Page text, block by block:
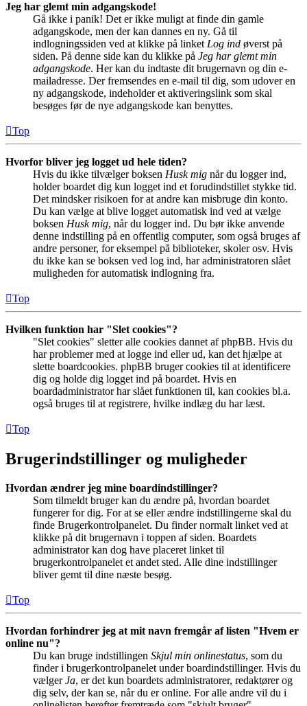
Jeg har glemt min adgangskode!
Gå ikke i panik! Det er ikke muligt at finde din gamle
adgangskode, men der kan dannes en ny. Gå til
indlogningssiden ved at klikke på linket Log ind øverst på
siden. På denne side kan du klikke på Jeg har glemt min
adgangskode. Her kan du indtaste dit brugernavn og din e-
mailadresse. Der fremsendes en e-mail til dig, som udover en
ny adgangskode, indeholder et aktiveringslink som skal
besøges før de nye adgangskode kan benyttes.
Top
Hvorfor bliver jeg logget ud hele tiden?
Hvis du ikke tilvælger boksen Husk mig når du logger ind,
holder boardet dig kun logget ind et forudindstillet stykke tid.
Det mindsker risikoen for at andre kan misbruge din konto.
Du kan vælge at blive logget automatisk ind ved at vælge
boksen Husk mig, når du logger ind. Du bør ikke anvende
denne indstilling på en offentlig computer, som også bruges af
andre personer, for eksempel på biblioteker, skoler osv. Hvis
du ikke kan se boksen ved log ind, har administratoren slået
muligheden for automatisk indlogning fra.
Top
Hvilken funktion har "Slet cookies"?
"Slet cookies" sletter alle cookies dannet af phpBB. Hvis du
har problemer med at logge ind eller ud, kan det hjælpe at
slette boardcookies. phpBB bruger cookies til at identificere
dig og holde dig logget ind på boardet. Hvis en
boardadministrator har slået funktionen til, kan cookies bl.a.
også bruges til at registrere, hvilke indlæg du har læst.
Top
Brugerindstillinger og muligheder
Hvordan ændrer jeg mine boardindstillinger?
Som tilmeldt bruger kan du ændre på, hvordan boardet
fungerer for dig. For at se eller ændre indstillingerne skal du
finde Brugerkontrolpanelet. Du finder normalt linket ved at
klikke på dit brugernavn i toppen af siden. Boardets
administrator kan dog have placeret linket til
brugerkontrolpanelet et andet sted. Alle dine indstillinger
bliver gemt til dine næste besøg.
Top
Hvordan forhindrer jeg at mit navn fremgår af listen "Hvem er
online nu"?
Du kan bruge indstillingen Skjul min onlinestatus, som du
finder i brugerkontrolpanelet under boardindstillinger. Hvis du
vælgerJa, er det kun boardets administratorer, redaktører og
dig selv, der kan se, når du er online. For alle andre vil du i